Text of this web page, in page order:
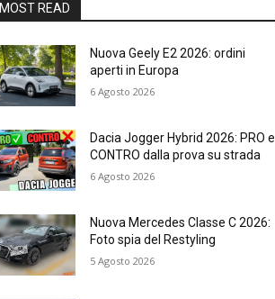
MOST READ
Nuova Geely E2 2026: ordini
aperti in Europa
6 Agosto 2026
Dacia Jogger Hybrid 2026: PRO e
CONTRO dalla prova su strada
6 Agosto 2026
Nuova Mercedes Classe C 2026:
Foto spia del Restyling
5 Agosto 2026